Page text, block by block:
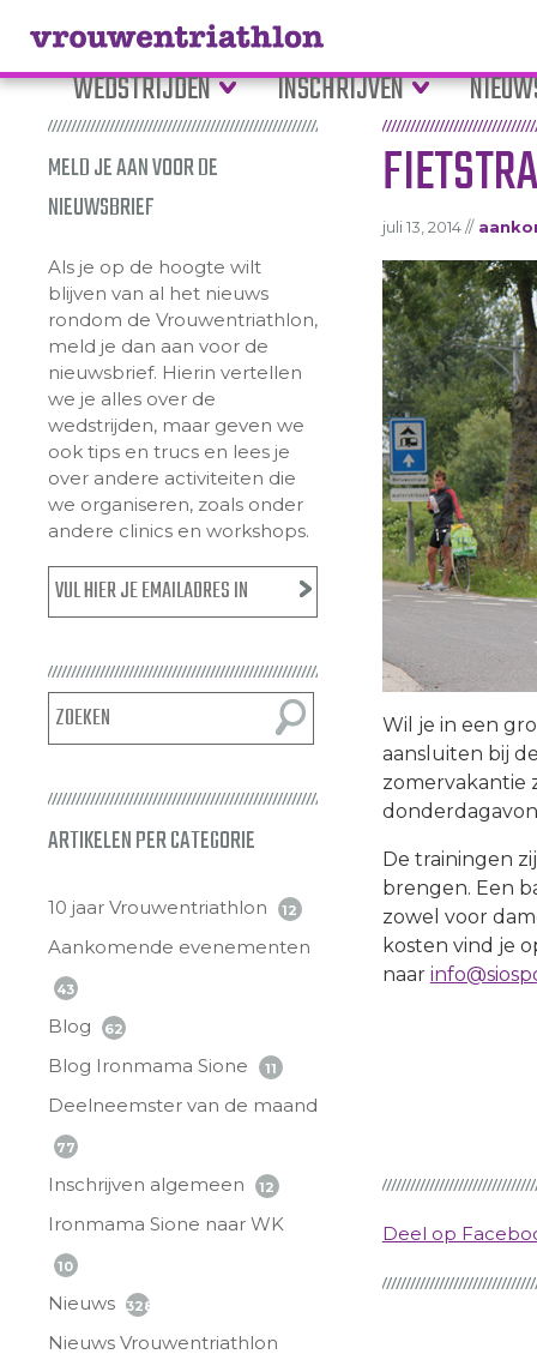
WEDSTRIJDEN INSCHRIJVEN
MELD JE AAN VOOR DE
NIEUWSBRIEF
Als je op de hoogte wilt
blijven van al het nieuws
rondom de Vrouwentriathlon,
meld je dan aan voor de
nieuwsbrief. Hierin vertellen
we je alles over de
wedstrijden, maar geven we
ook tips en trucs en lees je
over andere activiteiten die
we organiseren, zoals onder
andere clinics en workshops.
ARTIKELEN PER CATEGORIE
10 jaar Vrouwentriathlon 12
Aankomende evenementen
43
Blog 62
Blog Ironmama Sione 11
Deelneemster van de maand
77
Inschrijven algemeen 12
Ironmama Sione naar WK
10
Nieuws 328
Nieuws Vrouwentriathlon
juli 13, 2014 //
Wil je in een
aansluiten bij
zomervakantie
De trainingen
brengen. Een
zowel voor
kosten vind je
naar
Deel op